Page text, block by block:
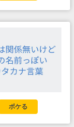
ボケる